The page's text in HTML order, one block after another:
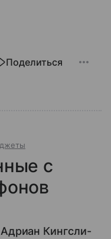
Поделиться
с
Кингсли-